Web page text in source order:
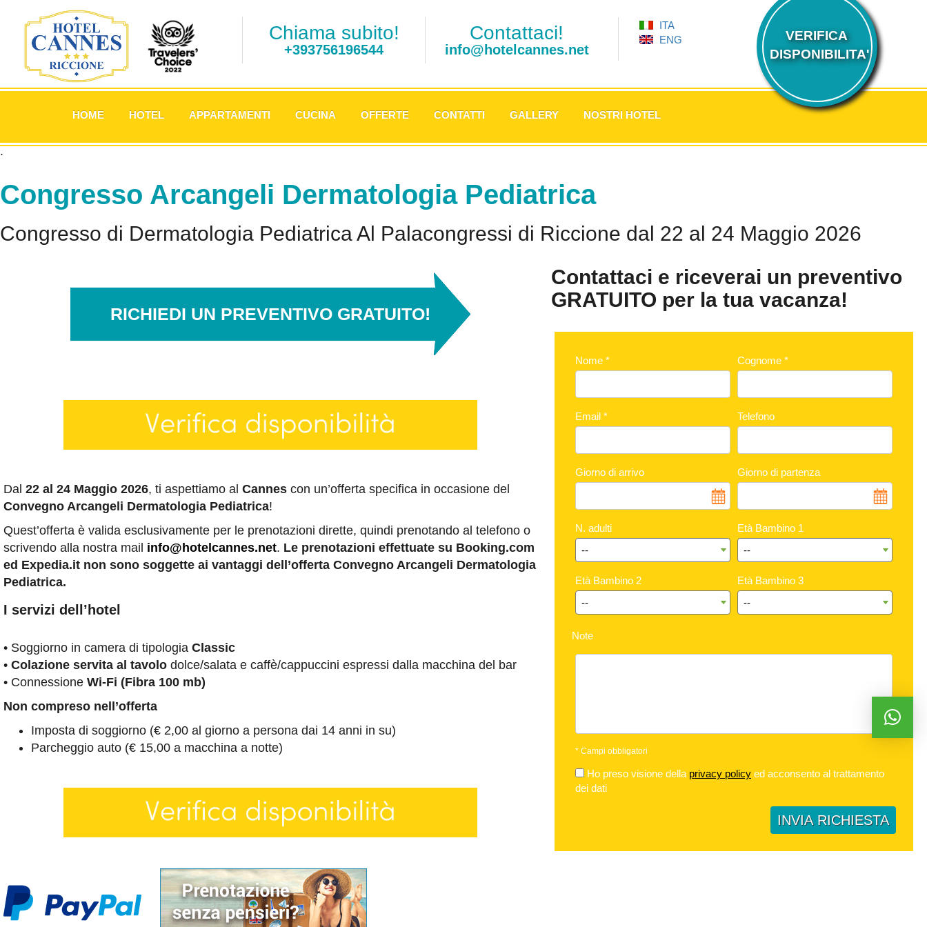
Chiama subito!
+393756196544
Contattaci!
info@hotelcannes.net
ITA
ENG
VERIFICA
DISPONIBILITA'
HOME HOTEL APPARTAMENTI CUCINA OFFERTE CONTATTI GALLERY NOSTRI HOTEL
.
Congresso Arcangeli Dermatologia Pediatrica
Congresso di Dermatologia Pediatrica Al Palacongressi di Riccione dal 22 al 24 Maggio 2026
RICHIEDI UN PREVENTIVO GRATUITO!
Dal 22 al 24 Maggio 2026, ti aspettiamo al Cannes con un’offerta specifica in occasione del
Convegno Arcangeli Dermatologia Pediatrica!
Quest’offerta è valida esclusivamente per le prenotazioni dirette, quindi prenotando al telefono o
scrivendo alla nostra mail info@hotelcannes.net. Le prenotazioni effettuate su Booking.com
ed Expedia.it non sono soggette ai vantaggi dell’offerta Convegno Arcangeli Dermatologia
Pediatrica.
I servizi dell’hotel
• Soggiorno in camera di tipologia Classic
• Colazione servita al tavolo dolce/salata e caffè/cappuccini espressi dalla macchina del bar
• Connessione Wi-Fi (Fibra 100 mb)
Non compreso nell’offerta
Imposta di soggiorno (€ 2,00 al giorno a persona dai 14 anni in su)
Parcheggio auto (€ 15,00 a macchina a notte)
Contattaci e riceverai un preventivo
GRATUITO per la tua vacanza!
Nome * Cognome *
Email * Telefono
Giorno di arrivo Giorno di partenza
N. adulti Età Bambino 1
Età Bambino 2 Età Bambino 3
Note
* Campi obbligatori
Ho preso visione della privacy policy ed acconsento al trattamento
dei dati
INVIA RICHIESTA